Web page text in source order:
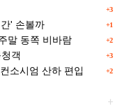
+3
+1
' 손볼까
+2
말 동쪽 비바람
+3
객
+2
소시엄 산하 편입
+